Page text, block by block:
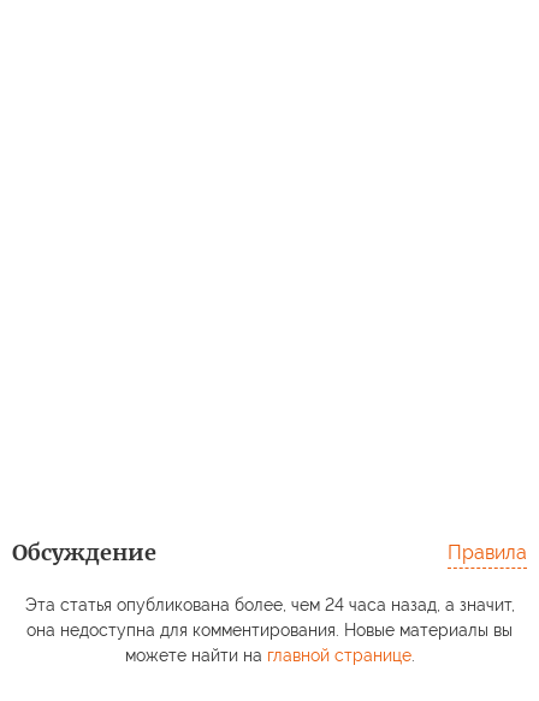
Обсуждение Правила
Эта статья опубликована более, чем 24 часа назад, а значит,
она недоступна для комментирования. Новые материалы вы
можете найти на главной странице.